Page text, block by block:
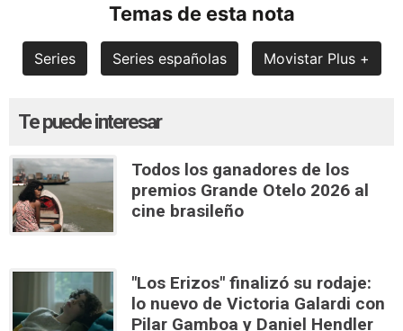
Temas de esta nota
Series Series españolas Movistar Plus +
Te puede interesar
Todos los ganadores de los
premios Grande Otelo 2026 al
cine brasileño
"Los Erizos" finalizó su rodaje:
lo nuevo de Victoria Galardi con
Pilar Gamboa y Daniel Hendler